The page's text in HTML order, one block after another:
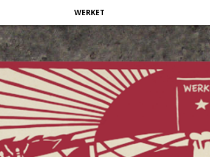
WERKET